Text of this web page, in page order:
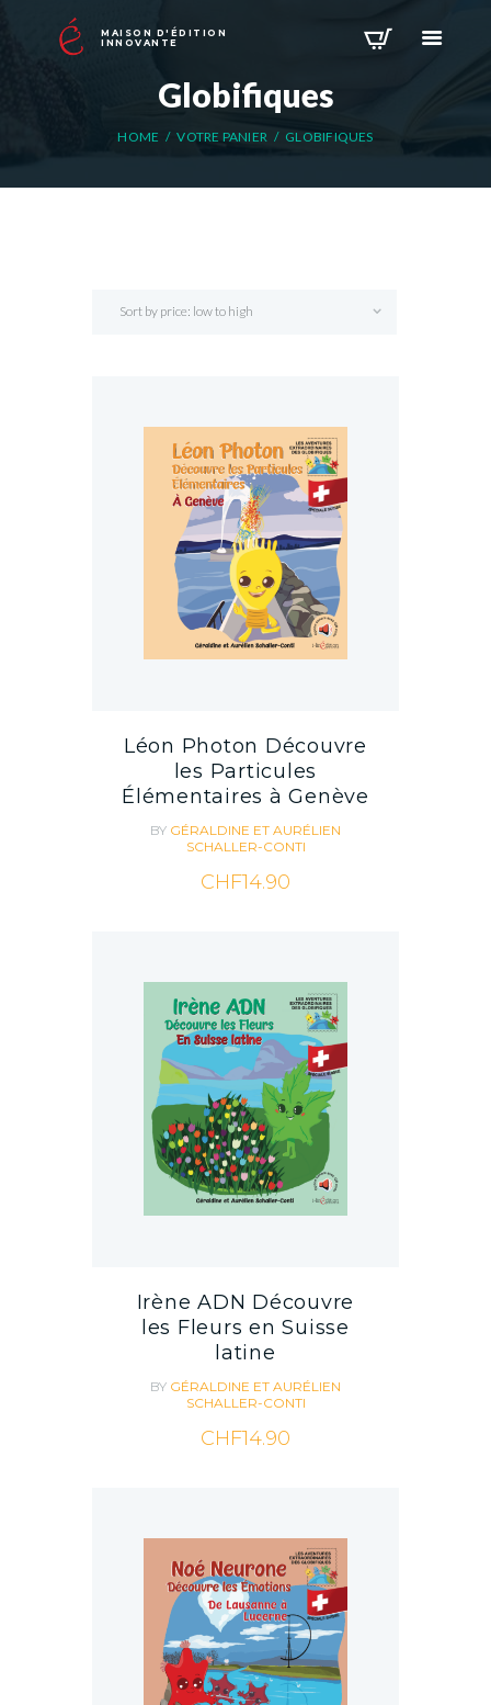
MAISON D'ÉDITION
INNOVANTE
Globifiques
HOME VOTRE PANIER GLOBIFIQUES
Léon Photon Découvre
les Particules
Élémentaires à Genève
BY GÉRALDINE ET AURÉLIEN
SCHALLER-CONTI
CHF14.90
Irène ADN Découvre
les Fleurs en Suisse
latine
BY GÉRALDINE ET AURÉLIEN
SCHALLER-CONTI
CHF14.90